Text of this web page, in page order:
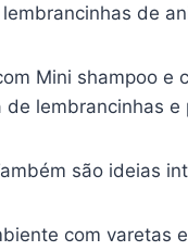
de
Mini shampoo
lembrancinhas
são ideias
com varetas